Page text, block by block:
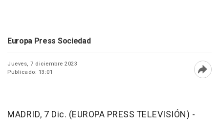
Europa Press Sociedad
Jueves, 7 diciembre 2023
Publicado: 13:01
MADRID, 7 Dic. (EUROPA PRESS TELEVISIÓN) -